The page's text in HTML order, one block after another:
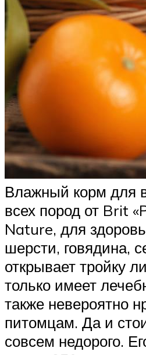
Влажный корм для
всех пород от Brit
Nature, для
шерсти, говядина,
открывает тройку
только имеет
также невероятно
питомцам. Да и
совсем недорого.